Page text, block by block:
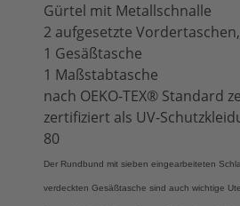
Gürtel mit Metallschnalle
2 aufgesetzte
1 Gesäßtasche
1 Maßstabtasche
nach OEKO-TEX® Standard
zertifiziert als UV-
80
Der Rundbund mit sieben eingearbeiteten
verdeckten Gesäßtasche sind auch wichtige